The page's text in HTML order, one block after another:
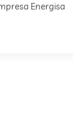
Energisa